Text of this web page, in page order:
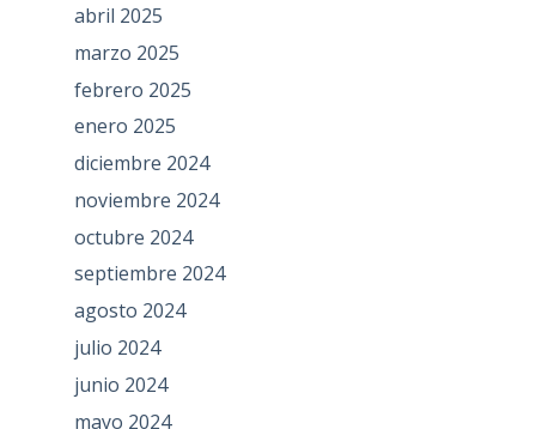
abril 2025
marzo 2025
febrero 2025
enero 2025
diciembre 2024
noviembre 2024
octubre 2024
septiembre 2024
agosto 2024
julio 2024
junio 2024
mayo 2024